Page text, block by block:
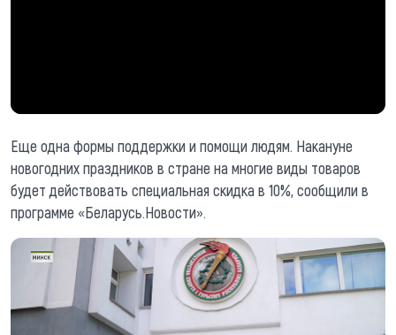
Еще одна формы поддержки и помощи людям. Накануне
новогодних праздников в стране на многие виды товаров
будет действовать специальная скидка в 10%, сообщили в
программе «Беларусь.Новости».